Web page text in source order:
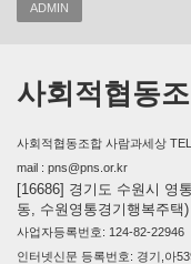
ADMIN
사회적협동
사회적협동조합 사람과세상
mail : pns@pns.or.kr
[16686] 경기도 수원시 영
동, 수원영통경기행복주택)
사업자등록번호: 124-82-22946
인터넷신문 등록번호: 경기,아